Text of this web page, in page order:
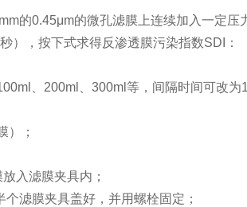
的0.45μm的微孔滤膜上连续加入一定
），按下式求得反渗透膜污染指数SDI：
、200ml、300ml等，间隔时间可改为
）；
入滤膜夹具内；
滤膜夹具盖好，并用螺栓固定；